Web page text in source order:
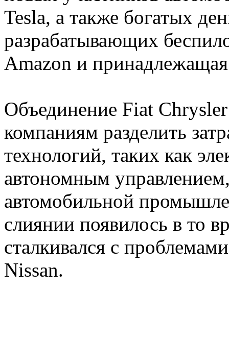
Tesla, а также богатых
разрабатывающих
Amazon и
Объединение Fiat
компаниям разделить
технологий, таких как
автономным
автомобильной
слиянии появилось в то
сталкивался с
Nissan.